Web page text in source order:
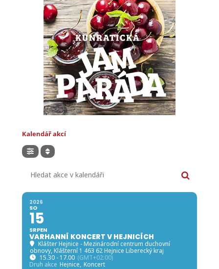
Kalendář akcí
2026
SO
15
SRPEN
VARHANNÍ KONCERT V HEJNICÍCH
Klášter Hejnice - Mezinárodní centrum duchovní
obnovy, Klášterní 1 463 62 Hejnice Liberecký kraj
15.30 - 17.00 (GMT+02:00)
Druh akce Hejnice, Koncert